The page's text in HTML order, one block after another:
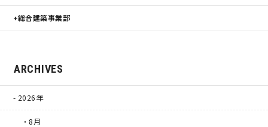
総合建築事業部
ARCHIVES
2026年
・8月